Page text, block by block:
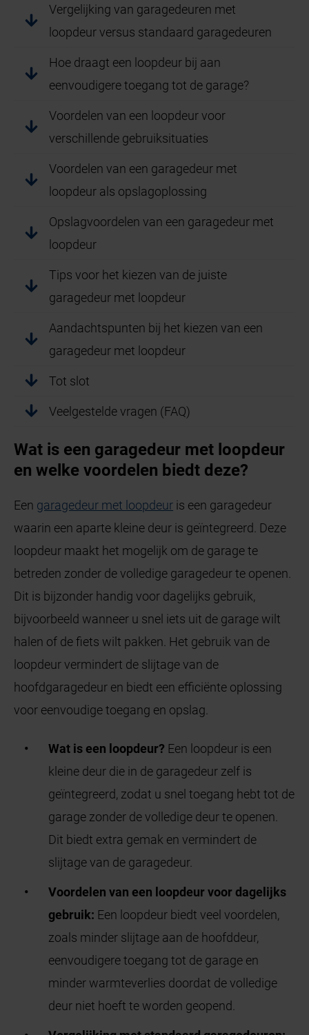
Vergelijking van garagedeuren met
loopdeur versus standaard garagedeuren
Hoe draagt een loopdeur bij aan
eenvoudigere toegang tot de garage?
Voordelen van een loopdeur voor
verschillende gebruiksituaties
Voordelen van een garagedeur met
loopdeur als opslagoplossing
Opslagvoordelen van een garagedeur met
loopdeur
Tips voor het kiezen van de juiste
garagedeur met loopdeur
Aandachtspunten bij het kiezen van een
garagedeur met loopdeur
Tot slot
Veelgestelde vragen (FAQ)
Wat is een garagedeur met loopdeur
en welke voordelen biedt deze?
Een garagedeur met loopdeur is een garagedeur
waarin een aparte kleine deur is geïntegreerd. Deze
loopdeur maakt het mogelijk om de garage te
betreden zonder de volledige garagedeur te openen.
Dit is bijzonder handig voor dagelijks gebruik,
bijvoorbeeld wanneer u snel iets uit de garage wilt
halen of de fiets wilt pakken. Het gebruik van de
loopdeur vermindert de slijtage van de
hoofdgaragedeur en biedt een efficiënte oplossing
voor eenvoudige toegang en opslag.
Wat is een loopdeur? Een loopdeur is een
kleine deur die in de garagedeur zelf is
geïntegreerd, zodat u snel toegang hebt tot de
garage zonder de volledige deur te openen.
Dit biedt extra gemak en vermindert de
slijtage van de garagedeur.
Voordelen van een loopdeur voor dagelijks
gebruik: Een loopdeur biedt veel voordelen,
zoals minder slijtage aan de hoofddeur,
eenvoudigere toegang tot de garage en
minder warmteverlies doordat de volledige
deur niet hoeft te worden geopend.